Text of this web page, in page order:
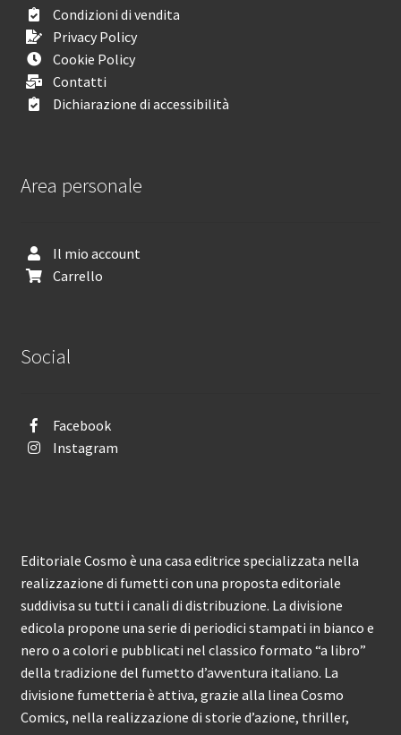
Condizioni di vendita
Privacy Policy
Cookie Policy
Contatti
Dichiarazione di accessibilità
Area personale
Il mio account
Carrello
Social
Facebook
Instagram
Editoriale Cosmo è una casa editrice specializzata nella
realizzazione di fumetti con una proposta editoriale
suddivisa su tutti i canali di distribuzione. La divisione
edicola propone una serie di periodici stampati in bianco e
nero o a colori e pubblicati nel classico formato “a libro”
della tradizione del fumetto d’avventura italiano. La
divisione fumetteria è attiva, grazie alla linea Cosmo
Comics, nella realizzazione di storie d’azione, thriller,